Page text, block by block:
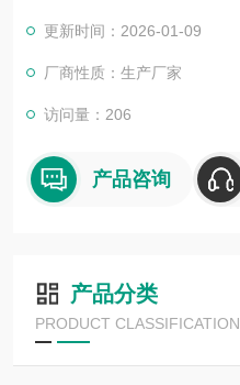
更新时间：2026-01-09
厂商性质：生产厂家
访问量：206
产品咨询
产品分类
PRODUCT CLASSIFICATION